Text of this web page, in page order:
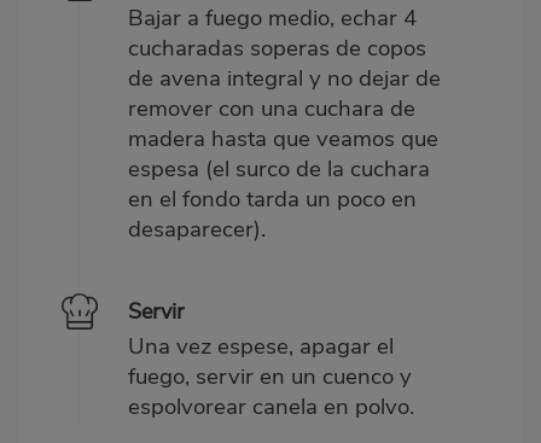
Bajar a fuego medio, echar 4
cucharadas soperas de copos
de avena integral y no dejar de
remover con una cuchara de
madera hasta que veamos que
espesa (el surco de la cuchara
en el fondo tarda un poco en
desaparecer).
Servir
Una vez espese, apagar el
fuego, servir en un cuenco y
espolvorear canela en polvo.